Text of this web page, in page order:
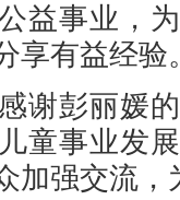
益事业，
享有益经验
谢彭丽媛
童事业发
加强交流